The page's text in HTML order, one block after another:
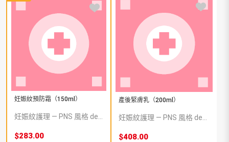
妊娠紋預防霜（150ml）
妊娠紋護理 — PNS 風格 demo 占位商品，方便首頁與分類頁版位演示，上線前由業務替換為真實 SKU。
$283.00
產後緊膚乳（200ml）
妊娠紋護理 — PNS 風格 demo 占位商品，方便首頁與分類頁版位演示，上線前由業務替換為真實 SKU。
$408.00